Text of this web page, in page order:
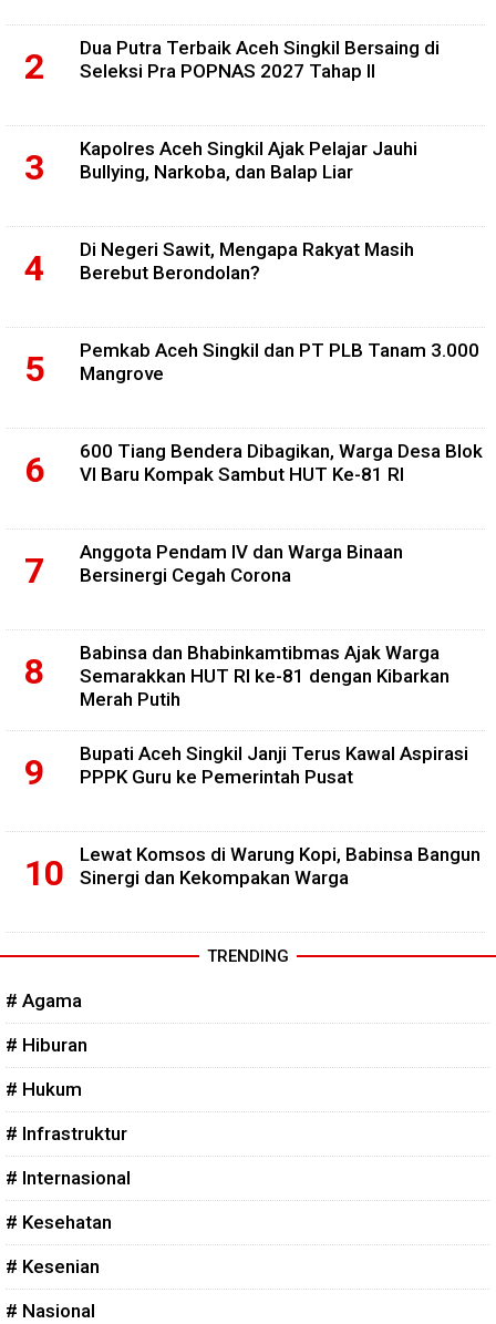
Dua Putra Terbaik Aceh Singkil Bersaing di
Seleksi Pra POPNAS 2027 Tahap II
Kapolres Aceh Singkil Ajak Pelajar Jauhi
Bullying, Narkoba, dan Balap Liar
Di Negeri Sawit, Mengapa Rakyat Masih
Berebut Berondolan?
Pemkab Aceh Singkil dan PT PLB Tanam 3.000
Mangrove
600 Tiang Bendera Dibagikan, Warga Desa Blok
VI Baru Kompak Sambut HUT Ke-81 RI
Anggota Pendam IV dan Warga Binaan
Bersinergi Cegah Corona
Babinsa dan Bhabinkamtibmas Ajak Warga
Semarakkan HUT RI ke-81 dengan Kibarkan
Merah Putih
Bupati Aceh Singkil Janji Terus Kawal Aspirasi
PPPK Guru ke Pemerintah Pusat
Lewat Komsos di Warung Kopi, Babinsa Bangun
Sinergi dan Kekompakan Warga
TRENDING
# Agama
# Hiburan
# Hukum
# Infrastruktur
# Internasional
# Kesehatan
# Kesenian
# Nasional